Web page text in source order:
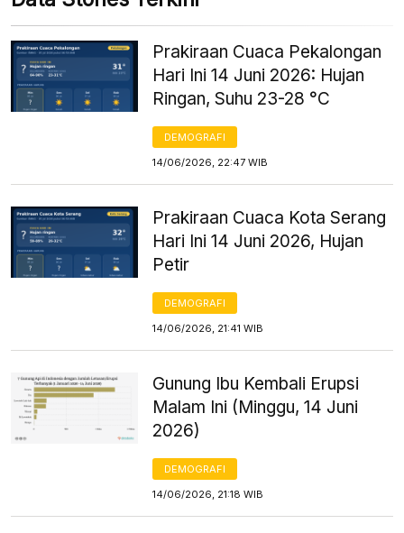
Prakiraan Cuaca Pekalongan
Hari Ini 14 Juni 2026: Hujan
Ringan, Suhu 23-28 °C
DEMOGRAFI
14/06/2026, 22:47 WIB
Prakiraan Cuaca Kota Serang
Hari Ini 14 Juni 2026, Hujan
Petir
DEMOGRAFI
14/06/2026, 21:41 WIB
Gunung Ibu Kembali Erupsi
Malam Ini (Minggu, 14 Juni
2026)
DEMOGRAFI
14/06/2026, 21:18 WIB